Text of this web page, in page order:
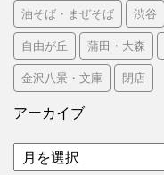
油そば・まぜそば 渋谷
自由が丘 蒲田・大森
金沢八景・文庫 閉店
アーカイブ
ア
ー